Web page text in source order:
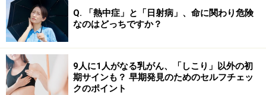
しかし、突然死の季節別・地域別の統計については結論
を出すのが難しい面があります。全ての突然死に対し
て、必ずしも解剖が実施されるわけではなく、推定の部
分が多いからです。夏という気候自体にも突然死のリス
クは潜んでいます。例えば、夏の暑さはビールを美味し
Q. 「熱中症」と「日射病」、命に関わり危険
なのはどっちですか？
9人に1人がなる乳がん、「しこり」以外の初
期サインも？ 早期発見のためのセルフチェッ
クのポイント